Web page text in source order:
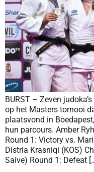
BURST – Zeven
op het Masters tornooi
plaatsvond in
hun parcours. Amber
Round 1: Victory vs.
Distria Krasniqi (KOS)
Saive) Round 1: Defeat